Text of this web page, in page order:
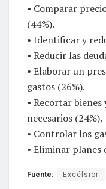
• Comparar
(44%).
• Identificar y
• Reducir las
• Elaborar un
gastos (26%).
• Recortar
necesarios (24%).
• Controlar los
• Eliminar planes
Fuente: Excélsior